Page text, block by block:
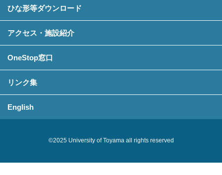
ひな形等ダウンロード
アクセス・施設紹介
OneStop窓口
リンク集
English
©2025 University of Toyama all rights reserved